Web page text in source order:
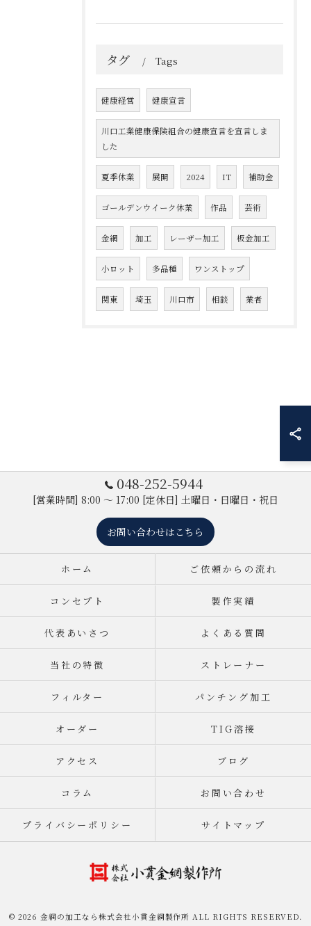
タグ Tags
健康経営 健康宣言
川口工業健康保険組合の健康宣言を宣言しま
した
夏季休業 展開 2024 IT 補助金
ゴールデンウイーク休業 作品 芸術
金網 加工 レーザー加工 板金加工
小ロット 多品種 ワンストップ
関東 埼玉 川口市 相談 業者
048-252-5944
[営業時間] 8:00 ～ 17:00 [定休日] 土曜日・日曜日・祝日
お問い合わせはこちら
ホーム ご依頼からの流れ
コンセプト 製作実績
代表あいさつ よくある質問
当社の特徴 ストレーナー
フィルター パンチング加工
オーダー TIG溶接
アクセス ブログ
コラム お問い合わせ
プライバシーポリシー サイトマップ
© 2026 金網の加工なら株式会社小貫金網製作所 ALL RIGHTS RESERVED.